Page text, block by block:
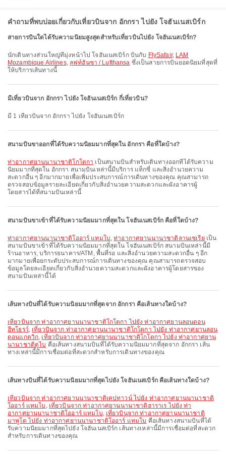
คำถามที่พบบ่อยเกี่ยวกับเที่ยวบินจาก อักกรา ไปยัง โจฮันเนสเบิร์ก
สายการบินใดได้รับความนิยมสูงสุดสำหรับเที่ยวบินไปยัง โจฮันเนสเบิร์ก?
นักเดินทางส่วนใหญ่ที่มุ่งหน้าไป โจฮันเนสเบิร์ก บินกับ FlySafair, LAM
Mozambique Airlines, ลุฟท์ฮันซา / Lufthansa ซึ่งเป็นสายการบินยอดนิยมที่สุดที่
ให้บริการเส้นทางนี้
มีเที่ยวบินจาก อักกรา ไปยัง โจฮันเนสเบิร์ก กี่เที่ยวบิน?
มี 1 เที่ยวบินจาก อักกรา ไปยัง โจฮันเนสเบิร์ก
สนามบินขาออกที่ได้รับความนิยมมากที่สุดใน อักกรา คือที่ใดบ้าง?
ท่าอากาศยานนานาชาติโกโตกา เป็นสนามบินสำหรับเดินทางออกที่ได้รับความ
นิยมมากที่สุดใน อักกรา สนามบินเหล่านี้มีบริการ แท็กซี่ และสิ่งอำนวยความ
สะดวกอื่น ๆ อีกมากมายเพื่อเพิ่มประสบการณ์การเดินทางของคุณ คุณสามารถ
ตรวจสอบข้อมูลรายละเอียดเกี่ยวกับสิ่งอำนวยความสะดวกและผังอาคารผู้
โดยสารได้ที่สนามบินเหล่านี้
สนามบินขาเข้าที่ได้รับความนิยมมากที่สุดใน โจฮันเนสเบิร์ก คือที่ใดบ้าง?
ท่าอากาศยานนานาชาติโออาร์ แทมโบ,ท่าอากาศยานนานาชาติลานเซเรีย เป็น
สนามบินขาเข้าที่ได้รับความนิยมมากที่สุดใน โจฮันเนสเบิร์ก สนามบินเหล่านี้มี
ร้านอาหาร, บริการธนาคาร/ATM, พื้นที่รอ และสิ่งอำนวยความสะดวกอื่น ๆ อีก
มากมายเพื่อยกระดับประสบการณ์การเดินทางของคุณ คุณสามารถตรวจสอบ
ข้อมูลโดยละเอียดเกี่ยวกับสิ่งอำนวยความสะดวกและผังอาคารผู้โดยสารของ
สนามบินเหล่านี้ได้
เส้นทางบินที่ได้รับความนิยมมากที่สุดจาก อักกรา คือเส้นทางใดบ้าง?
เที่ยวบินจาก ท่าอากาศยานนานาชาติโกโตกา ไปยัง ท่าอากาศยานลอนดอน
ฮีทโธรว์, เที่ยวบินจาก ท่าอากาศยานนานาชาติโกโตกา ไปยัง ท่าอากาศยานลอน
ดอนแกตวิก, เที่ยวบินจาก ท่าอากาศยานนานาชาติโกโตกา ไปยัง ท่าอากาศยาน
นานาชาติดูไบ คือเส้นทางสนามบินที่ได้รับความนิยมมากที่สุดจาก อักกรา เส้น
ทางเหล่านี้มีการเชื่อมต่อที่สะดวกสำหรับการเดินทางของคุณ
เส้นทางบินที่ได้รับความนิยมมากที่สุดไปยัง โจฮันเนสเบิร์ก คือเส้นทางใดบ้าง?
เที่ยวบินจาก ท่าอากาศยานนานาชาติเคปทาวน์ ไปยัง ท่าอากาศยานนานาชาติ
โออาร์ แทมโบ , เที่ยวบินจาก ท่าอากาศยานนานาชาติฮาราเร ไปยัง ท่า
อากาศยานนานาชาติโออาร์ แทมโบ, เที่ยวบินจาก ท่าอากาศยานนานาชาติ
มาพูโต ไปยัง ท่าอากาศยานนานาชาติโออาร์ แทมโบ คือเส้นทางสนามบินที่ได้
รับความนิยมมากที่สุดไปยัง โจฮันเนสเบิร์ก เส้นทางเหล่านี้มีการเชื่อมต่อที่สะดวก
สำหรับการเดินทางของคุณ